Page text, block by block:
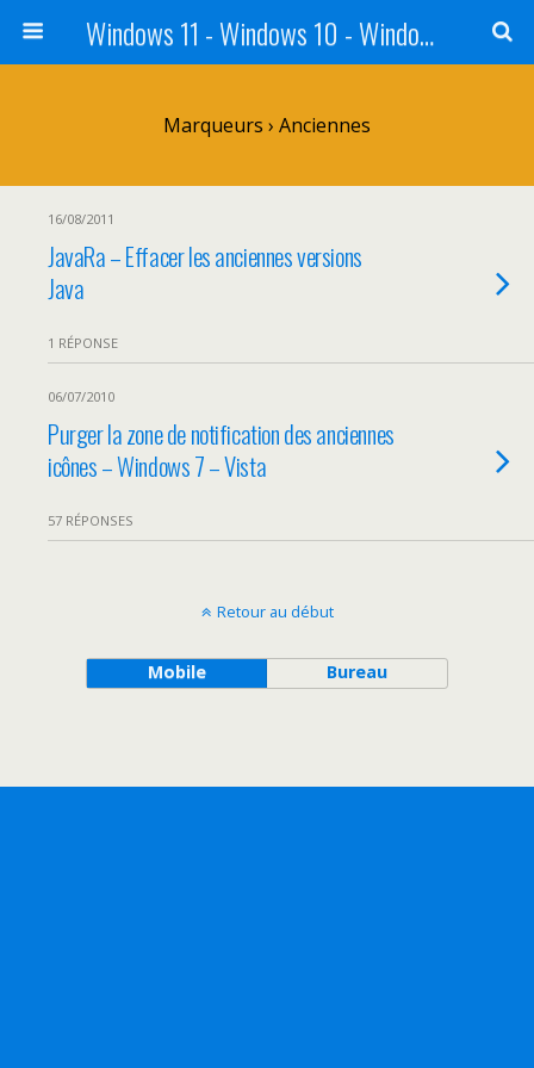
Windows 11 - Windows 10 - Windows 8 - Windows 7 - VISTA
Marqueurs › Anciennes
16/08/2011
JavaRa – Effacer les anciennes versions
Java
1 RÉPONSE
06/07/2010
Purger la zone de notification des anciennes
icônes – Windows 7 – Vista
57 RÉPONSES
Retour au début
Mobile Bureau